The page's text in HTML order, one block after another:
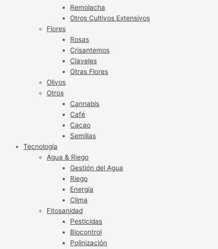
Remolacha
Otros Cultivos Extensivos
Flores
Rosas
Crisantemos
Claveles
Otras Flores
Olivos
Otros
Cannabis
Café
Cacao
Semillas
Tecnología
Agua & Riego
Gestión del Agua
Riego
Energía
Clima
Fitosanidad
Pesticidas
Biocontrol
Polinización